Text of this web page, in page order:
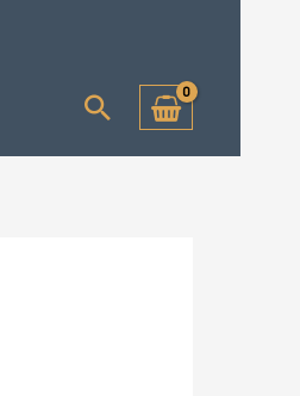
Zoeken